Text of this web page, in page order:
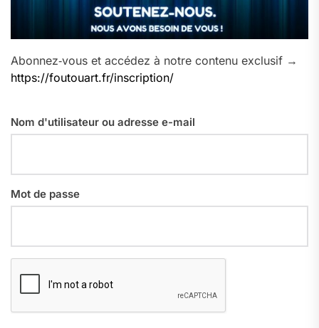
Abonnez‑vous et accédez à notre contenu exclusif →
https://foutouart.fr/inscription/
Nom d'utilisateur ou adresse e-mail
Mot de passe